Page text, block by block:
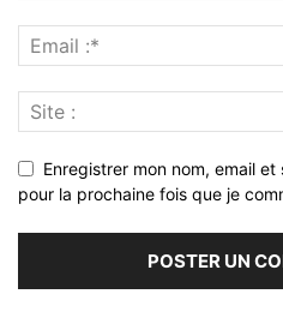
Enregistrer mon nom, email
pour la prochaine fois que je